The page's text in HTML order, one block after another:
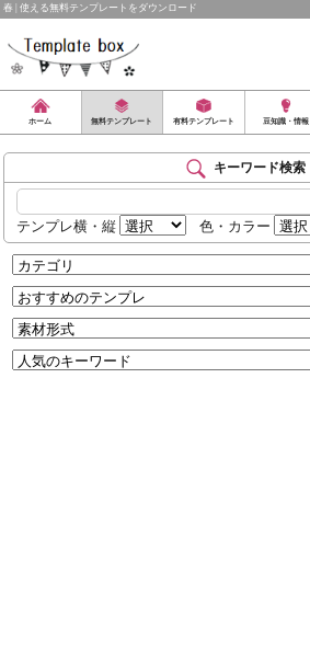
春 | 使える無料テンプレートをダウンロード
ホーム 無料テンプレート 有料テンプレート 豆知識・情報
キーワード検索
テンプレ横・縦 色・カラー